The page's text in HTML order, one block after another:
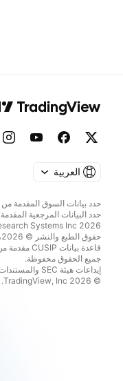
العربية
حدد بيانات السوق المقدمة من
2026 FactSet Research Systems Inc.
جميع الحقوق محفوظة.
إيداعات هيئة SEC والمستندات الأخرى مقدمة من
© 2026 TradingView, Inc.